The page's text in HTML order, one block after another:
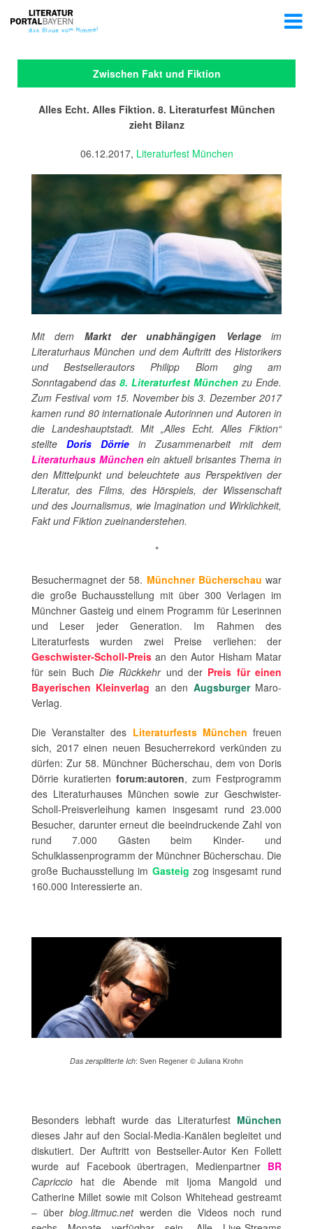
Zwischen Fakt und Fiktion
Alles Echt. Alles Fiktion. 8. Literaturfest München
zieht Bilanz
06.12.2017, Literaturfest München
Mit dem Markt der unabhängigen Verlageim
Literaturhaus München und dem Auftritt des Historikers
und Bestsellerautors Philipp Blom ging am
Sonntagabend das 8. Literaturfest München zu Ende.
Zum Festival vom 15. November bis 3. Dezember 2017
kamen rund 80 internationale Autorinnen und Autoren in
die Landeshauptstadt. Mit „Alles Echt. Alles Fiktion“
stellte Doris Dörrie in Zusammenarbeit mit dem
Literaturhaus Münchenein aktuell brisantes Thema in
den Mittelpunkt und beleuchtete aus Perspektiven der
Literatur, des Films, des Hörspiels, der Wissenschaft
und des Journalismus, wie Imagination und Wirklichkeit,
Fakt und Fiktion zueinanderstehen.
*
Besuchermagnet der 58. Münchner Bücherschau war
die große Buchausstellung mit über 300 Verlagen im
Münchner Gasteig und einem Programm für Leserinnen
und Leser jeder Generation. Im Rahmen des
Literaturfests wurden zwei Preise verliehen: der
Geschwister-Scholl-Preis an den Autor Hisham Matar
für sein Buch Die Rückkehrund der Preis für einen
Bayerischen Kleinverlag an den AugsburgerMaro-
Verlag.
Die Veranstalter des Literaturfests München freuen
sich, 2017 einen neuen Besucherrekord verkünden zu
dürfen: Zur 58. Münchner Bücherschau, dem von Doris
Dörrie kuratierten forum:autoren, zum Festprogramm
des Literaturhauses München sowie zur Geschwister-
Scholl-Preisverleihung kamen insgesamt rund 23.000
Besucher, darunter erneut die beeindruckende Zahl von
rund 7.000 Gästen beim Kinder- und
Schulklassenprogramm der Münchner Bücherschau. Die
große Buchausstellung im Gasteig zog insgesamt rund
160.000 Interessierte an.
Das zersplitterte Ich: Sven Regener © Juliana Krohn
Besonders lebhaft wurde das Literaturfest München
dieses Jahr auf den Social-Media-Kanälen begleitet und
diskutiert. Der Auftritt von Bestseller-Autor Ken Follett
wurde auf Facebook übertragen, Medienpartner BR
Capriccio hat die Abende mit Ijoma Mangold und
Catherine Millet sowie mit Colson Whitehead gestreamt
– überblog.litmuc.netwerden die Videos noch rund